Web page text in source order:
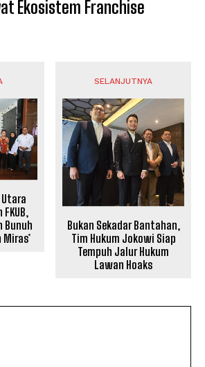
Ekosistem Franchise
Bunuh
Miras*
SELANJUTNYA
Bukan Sekadar Bantahan,
Tim Hukum Jokowi Siap
Tempuh Jalur Hukum
Lawan Hoaks